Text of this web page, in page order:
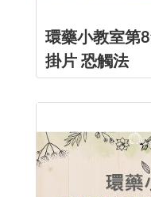
環藥小教室第
掛片 恐觸法